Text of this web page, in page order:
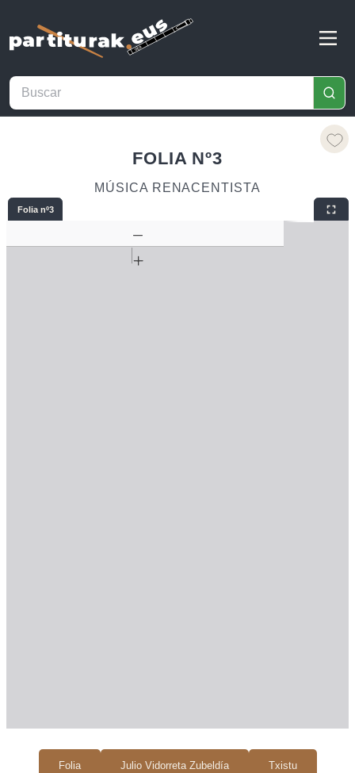
FOLIA Nº3
MÚSICA RENACENTISTA
Folia Julio Vidorreta Zubeldía Txistu
Folia nº3